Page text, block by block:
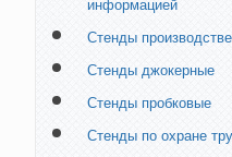
информацией
Стенды
Стенды джокерные
Стенды пробковые
Стенды по охране